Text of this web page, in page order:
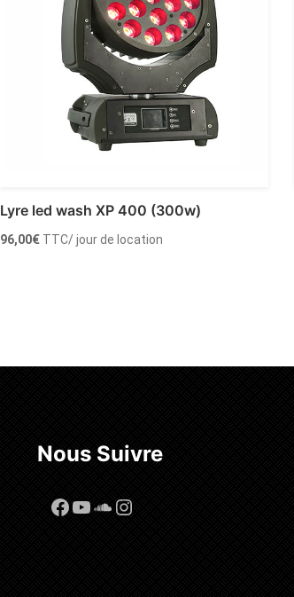
Lyre led wash XP 400 (300w)
96,00€ TTC/ jour de location
Nous Suivre
Facebook
YouTube
SoundCloud
Instagram